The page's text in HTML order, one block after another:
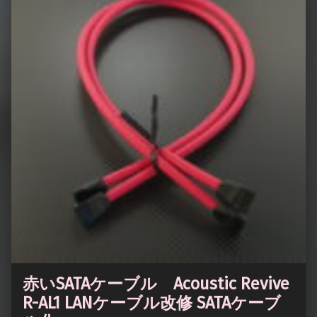
赤いSATAケーブル Acoustic Revive
R-AL1 LANケーブル改修 SATAケーブ